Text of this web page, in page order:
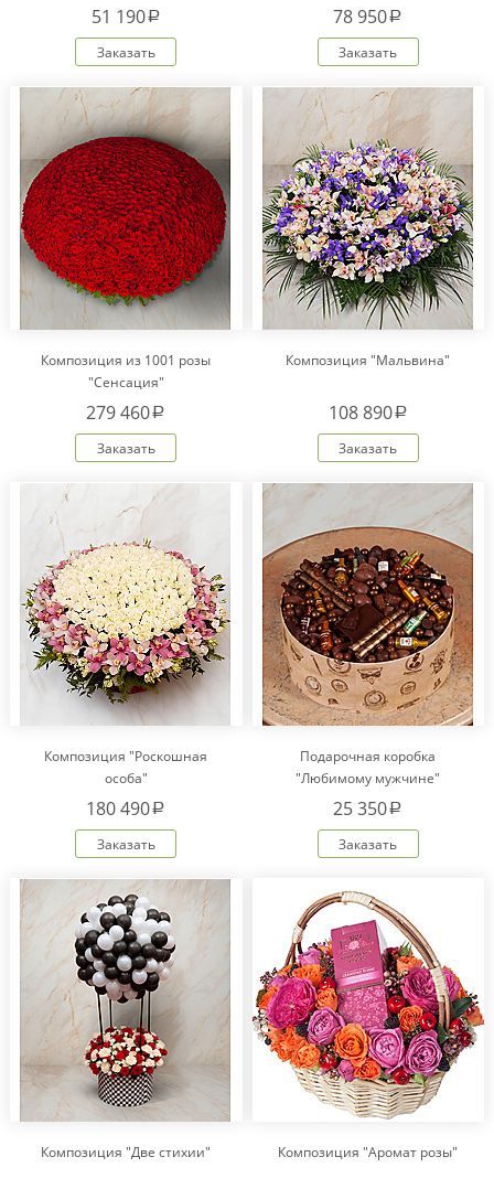
51 190a
Заказать
78 950a
Заказать
Композиция из 1001 розы
"Сенсация"
279 460a
Заказать
Композиция "Мальвина"
108 890a
Заказать
Композиция "Роскошная
особа"
180 490a
Заказать
Подарочная коробка
"Любимому мужчине"
25 350a
Заказать
Композиция "Две стихии" Композиция "Аромат розы"